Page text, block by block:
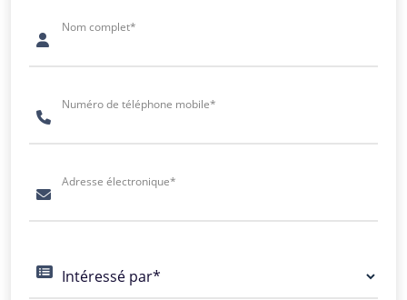
Nom complet*
Numéro de téléphone mobile*
Adresse électronique*
Intéressé par*